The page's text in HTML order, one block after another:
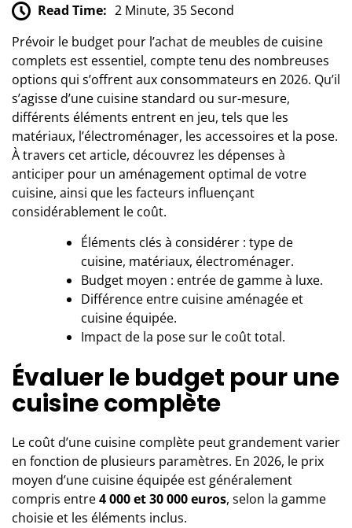
Read Time: 2 Minute, 35 Second
Prévoir le budget pour l’achat de meubles de cuisine
complets est essentiel, compte tenu des nombreuses
options qui s’offrent aux consommateurs en 2026. Qu’il
s’agisse d’une cuisine standard ou sur-mesure,
différents éléments entrent en jeu, tels que les
matériaux, l’électroménager, les accessoires et la pose.
À travers cet article, découvrez les dépenses à
anticiper pour un aménagement optimal de votre
cuisine, ainsi que les facteurs influençant
considérablement le coût.
Éléments clés à considérer : type de
cuisine, matériaux, électroménager.
Budget moyen : entrée de gamme à luxe.
Différence entre cuisine aménagée et
cuisine équipée.
Impact de la pose sur le coût total.
Évaluer le budget pour une
cuisine complète
Le coût d’une cuisine complète peut grandement varier
en fonction de plusieurs paramètres. En 2026, le prix
moyen d’une cuisine équipée est généralement
compris entre4 000 et 30 000 euros, selon la gamme
choisie et les éléments inclus.